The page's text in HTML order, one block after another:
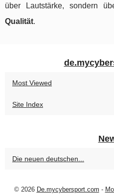
über Lautstärke, sondern
Qualität.
Most Viewed
Site Index
Die neuen deutschen...
© 2026 De.mycybersport.com -